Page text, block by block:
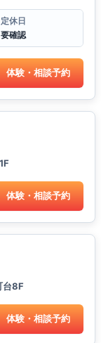
定休日
要確認
体験・相談予約
体験・相談予約
台8F
体験・相談予約